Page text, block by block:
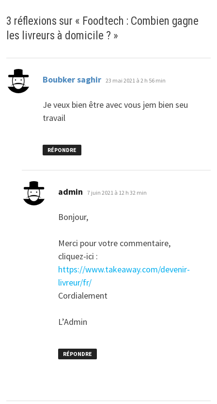
3 réflexions sur « Foodtech : Combien gagne
les livreurs à domicile ? »
Boubker saghir dit :
23 mai 2021 à 2 h 56 min
Je veux bien être avec vous jem bien seu
travail
RÉPONDRE
admin dit :
7 juin 2021 à 12 h 32 min
Bonjour,
Merci pour votre commentaire,
cliquez-ici :
https://www.takeaway.com/devenir-
livreur/fr/
Cordialement
L’Admin
RÉPONDRE